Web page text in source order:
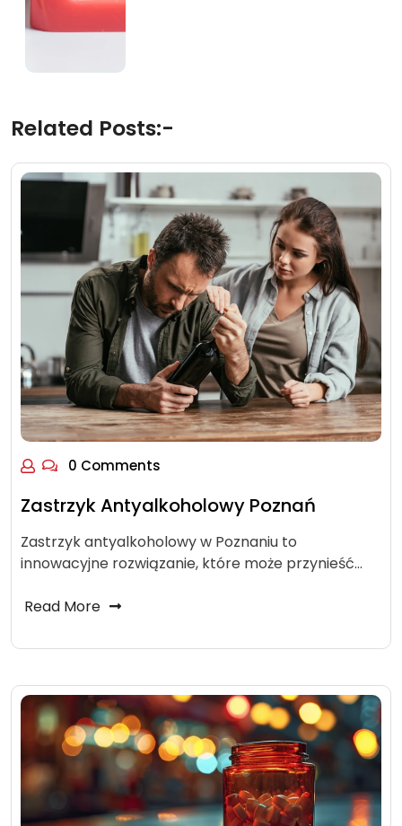
Related Posts:-
0 Comments
Zastrzyk Antyalkoholowy Poznań
Zastrzyk antyalkoholowy w Poznaniu to
innowacyjne rozwiązanie, które może przynieść…
Read More